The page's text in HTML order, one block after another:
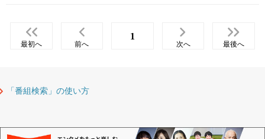
最初へ 前へ
1
次へ 最後へ
「番組検索」の使い方